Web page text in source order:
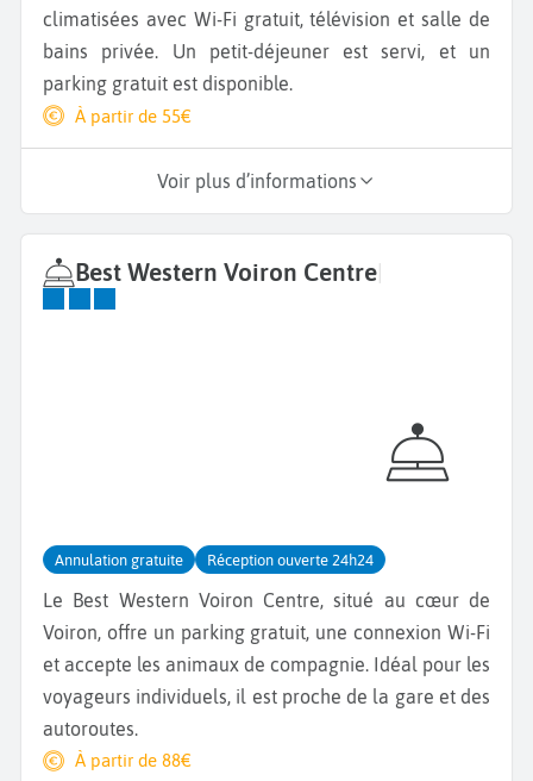
climatisées avec Wi-Fi gratuit, télévision et salle de
bains privée. Un petit-déjeuner est servi, et un
parking gratuit est disponible.
À partir de 55€
Voir plus d’informations
Best Western Voiron Centre|
Annulation gratuite Réception ouverte 24h24
Le Best Western Voiron Centre, situé au cœur de
Voiron, offre un parking gratuit, une connexion Wi-Fi
et accepte les animaux de compagnie. Idéal pour les
voyageurs individuels, il est proche de la gare et des
autoroutes.
À partir de 88€